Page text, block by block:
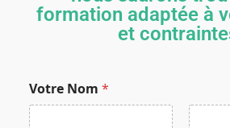
formation adaptée à
et
Votre Nom *